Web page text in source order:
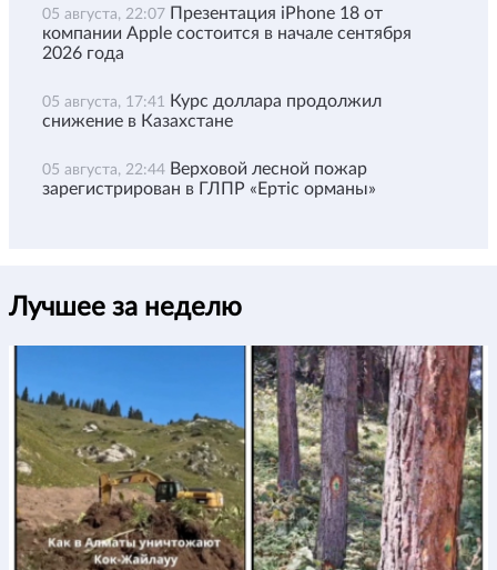
05 августа, 22:07 Презентация iPhone 18 от
компании Apple состоится в начале сентября
2026 года
05 августа, 17:41 Курс доллара продолжил
снижение в Казахстане
05 августа, 22:44 Верховой лесной пожар
зарегистрирован в ГЛПР «Ертіс орманы»
Лучшее за неделю